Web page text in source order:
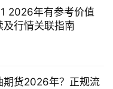
2026年有参考价值
及行情关联指南
期货2026年？正规流